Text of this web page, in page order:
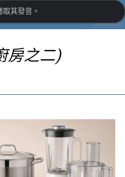
視覺詞彙
房之二)
其發音。